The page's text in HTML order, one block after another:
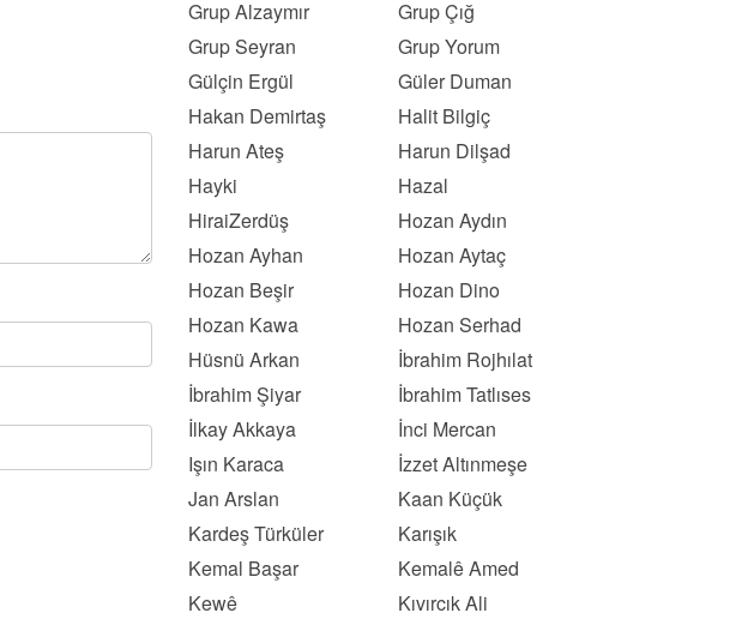
Grup Alzaymır
Grup Çığ
Grup Seyran
Grup Yorum
Gülçin Ergül
Güler Duman
Hakan Demirtaş
Halit Bilgiç
Harun Ateş
Harun Dilşad
Hayki
Hazal
HiraiZerdüş
Hozan Aydın
Hozan Ayhan
Hozan Aytaç
Hozan Beşir
Hozan Dino
Hozan Kawa
Hozan Serhad
Hüsnü Arkan
İbrahim Rojhılat
İbrahim Şiyar
İbrahim Tatlıses
İlkay Akkaya
İnci Mercan
Işın Karaca
İzzet Altınmeşe
Jan Arslan
Kaan Küçük
Kardeş Türküler
Karışık
Kemal Başar
Kemalê Amed
Kewê
Kıvırcık Ali